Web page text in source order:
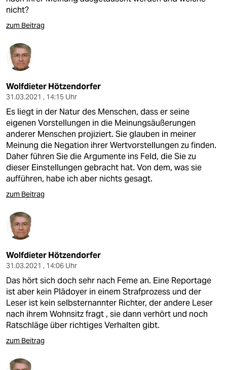
nicht?
zum Beitrag
Wolfdieter Hötzendorfer
31.03.2021 , 14:15 Uhr
Es liegt in der Natur des Menschen, dass er seine
eigenen Vorstellungen in die Meinungsäußerungen
anderer Menschen projiziert. Sie glauben in meiner
Meinung die Negation ihrer Wertvorstellungen zu finden.
Daher führen Sie die Argumente ins Feld, die Sie zu
dieser Einstellungen gebracht hat. Von dem, was sie
aufführen, habe ich aber nichts gesagt.
zum Beitrag
Wolfdieter Hötzendorfer
31.03.2021 , 14:06 Uhr
Das hört sich doch sehr nach Feme an. Eine Reportage
ist aber kein Plädoyer in einem Strafprozess und der
Leser ist kein selbsternannter Richter, der andere Leser
nach ihrem Wohnsitz fragt , sie dann verhört und noch
Ratschläge über richtiges Verhalten gibt.
zum Beitrag